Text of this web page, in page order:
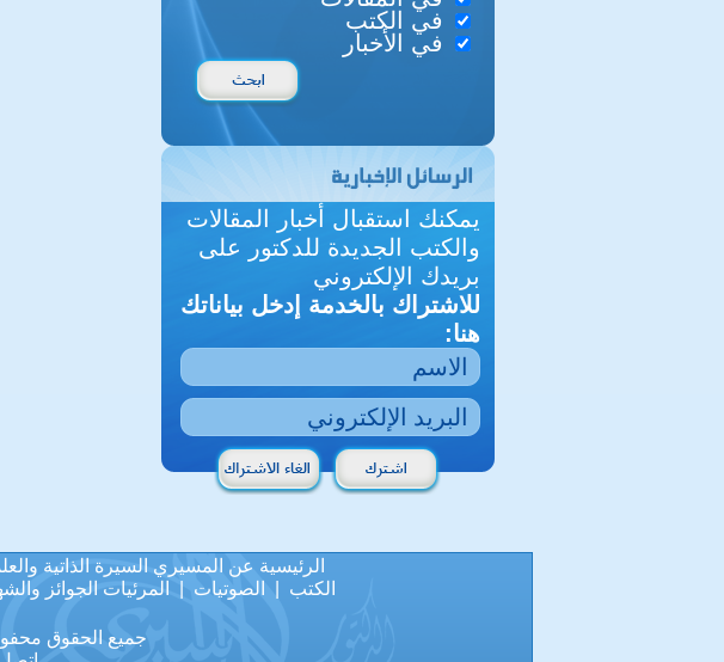
في الكتب
في الأخبار
يمكنك استقبال أخبار المقالات
والكتب الجديدة للدكتور على
بريدك الإلكتروني
للاشتراك بالخدمة إدخل بياناتك
هنا:
الرئيسية عن المسيري السيرة الذاتية
الكتب
الصوتيات المرئيات الجوائز
جميع الحقوق